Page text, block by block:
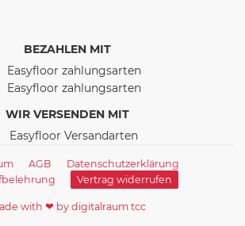
BEZAHLEN MIT
WIR VERSENDEN MIT
AGB
Datenschutzerklärung
Vertrag widerrufen
with ❤ by digitalraum tcc